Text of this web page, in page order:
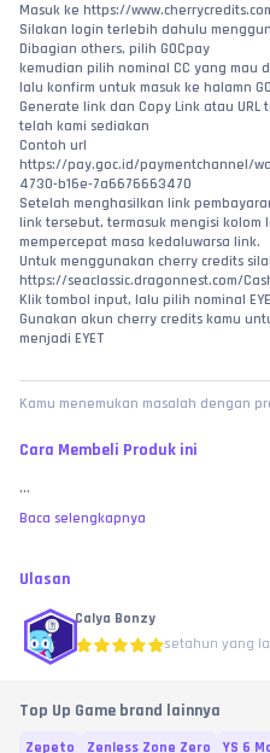
Masuk ke https://
Silakan login terlebih dahulu
Dibagian others, pilih GOCpay
kemudian pilih nominal CC yang mau
lalu konfirm untuk masuk ke halamn
Generate link dan Copy Link atau
telah kami sediakan
Contoh url
https://pay.goc.id/paymentchannel/
4730-b16e-7a6676663470
Setelah menghasilkan link
link tersebut, termasuk mengisi
mempercepat masa kedaluwarsa link.
Untuk menggunakan cherry credits
https://seaclassic.dragonnest.com/
Klik tombol input, lalu pilih nominal
Gunakan akun cherry credits kamu
menjadi EYET
Kamu menemukan masalah dengan
Cara Membeli Produk ini
...
Baca selengkapnya
Ulasan
Calya Bonzy
setahun yang
Top Up Game brand lainnya
Zepeto Zenless Zone Zero YS 6